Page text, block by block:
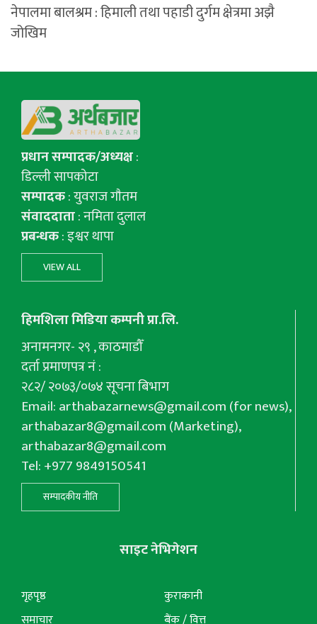
नेपालमा बालश्रम : हिमाली तथा पहाडी दुर्गम क्षेत्रमा अझै
जोखिम
प्रधान सम्पादक/अध्यक्ष:
डिल्ली सापकोटा
सम्पादक: युवराज गाैतम
संवाददाता: नमिता दुलाल
प्रबन्धक: इश्वर थापा
VIEW ALL
हिमशिला मिडिया कम्पनी प्रा.लि.
अनामनगर- २९ , काठमाडौँ
दर्ता प्रमाणपत्र नं :
२८२/ २०७३/०७४ सूचना बिभाग
Email:arthabazarnews@gmail.com(for news),
arthabazar8@gmail.com(Marketing),
arthabazar8@gmail.com
Tel: +977 9849150541
सम्पादकीय नीति
साइट नेभिगेशन
गृहपृष्ठ
समाचार
कुराकानी
बैंक / वित्त